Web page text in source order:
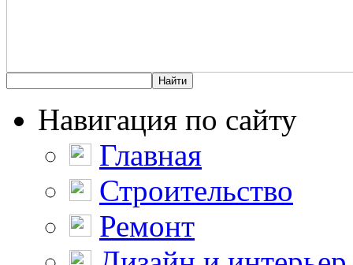
Навигация по сайту
Главная
Строительство
Ремонт